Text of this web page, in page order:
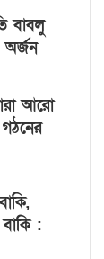
বাবলু
অর্জন
আরো
: